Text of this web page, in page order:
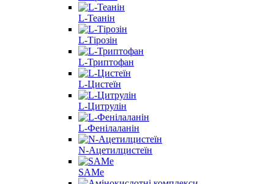
L-Теанін
L-Тірозін
L-Триптофан
L-Цистеїн
L-Цитрулін
L-Фенілаланін
N-Ацетилцистеїн
SAMe